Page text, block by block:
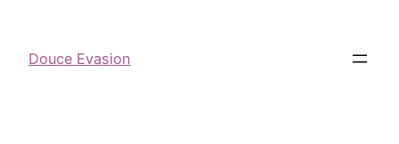
Douce Evasion